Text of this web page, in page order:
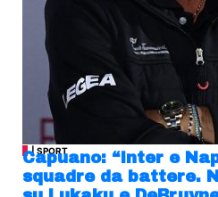
| SPORT
Capuano: “Inter e
squadre da battere.